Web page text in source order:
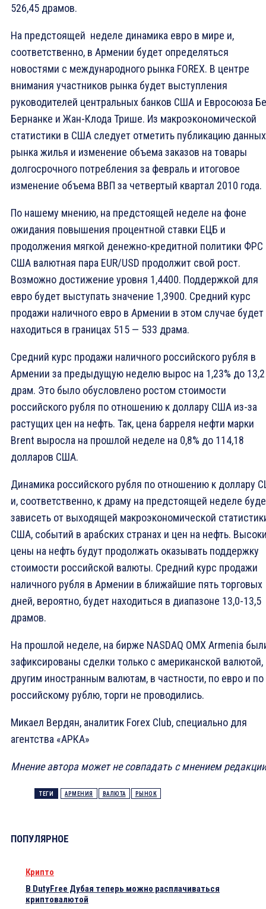
526,45 драмов.
На предстоящей неделе динамика евро в мире и,
соответственно, в Армении будет определяться
новостями с международного рынка FOREX. В центре
внимания участников рынка будет выступления
руководителей центральных банков США и Евросоюза
Бернанке и Жан-Клода Трише. Из макроэкономической
статистики в США следует отметить публикацию
рынка жилья и изменение объема заказов на товары
долгосрочного потребления за февраль и итоговое
изменение объема ВВП за четвертый квартал 2010 года.
По нашему мнению, на предстоящей неделе на фоне
ожидания повышения процентной ставки ЕЦБ и
продолжения мягкой денежно-кредитной политики ФРС
США валютная пара EUR/USD продолжит свой рост.
Возможно достижение уровня 1,4400. Поддержкой для
евро будет выступать значение 1,3900. Средний курс
продажи наличного евро в Армении в этом случае будет
находиться в границах 515 — 533 драма.
Средний курс продажи наличного российского рубля в
Армении за предыдущую неделю вырос на 1,23% до 13,2
драм. Это было обусловлено ростом стоимости
российского рубля по отношению к доллару США из-за
растущих цен на нефть. Так, цена барреля нефти марки
Brent выросла на прошлой неделе на 0,8% до 114,18
долларов США.
Динамика российского рубля по отношению к доллару
и, соответственно, к драму на предстоящей неделе
зависеть от выходящей макроэкономической
США, событий в арабских странах и цен на нефть.
цены на нефть будут продолжать оказывать поддержку
стоимости российской валюты. Средний курс продажи
наличного рубля в Армении в ближайшие пять торговых
дней, вероятно, будет находиться в диапазоне 13,0-13,5
драмов.
На прошлой неделе, на бирже NASDAQ OMX Armenia
зафиксированы сделки только с американской валютой,
другим иностранным валютам, в частности, по евро и по
российскому рублю, торги не проводились.
Микаел Вердян, аналитик Forex Club, специально для
агентства «АРКА»
Мнение автора может не совпадать с мнением редакции
ТЕГИ АРМЕНИЯ ВАЛЮТА РЫНОК
ПОПУЛЯРНОЕ
Крипто
В DutyFree Дубая теперь можно расплачиваться
криптовалютой